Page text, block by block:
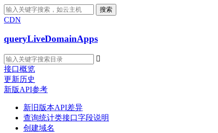
搜索
CDN
queryLiveDomainApps

接口概览
更新历史
新版API参考
新旧版本API差异
查询统计类接口字段说明
创建域名